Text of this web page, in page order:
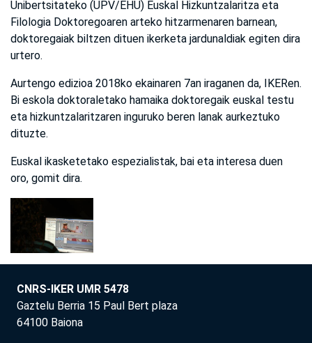
Unibertsitateko (UPV/EHU) Euskal Hizkuntzalaritza eta
Filologia Doktoregoaren arteko hitzarmenaren barnean,
doktoregaiak biltzen dituen ikerketa jardunaldiak egiten dira
urtero.
Aurtengo edizioa 2018ko ekainaren 7an iraganen da, IKERen.
Bi eskola doktoraletako hamaika doktoregaik euskal testu
eta hizkuntzalaritzaren inguruko beren lanak aurkeztuko
dituzte.
Euskal ikasketetako espezialistak, bai eta interesa duen
oro, gomit dira.
CNRS-IKER UMR 5478
Gaztelu Berria 15 Paul Bert plaza
64100 Baiona